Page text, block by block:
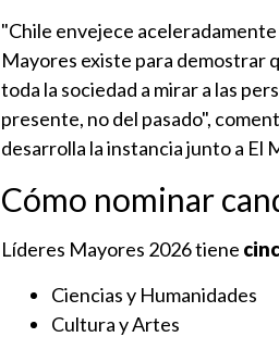
"Chile envejece
Mayores existe para demostrar
toda la sociedad a mirar a las
presente, no del pasado",
desarrolla la instancia junto a El
Cómo nominar
Líderes Mayores 2026 tiene
Ciencias y Humanidades
Cultura y Artes